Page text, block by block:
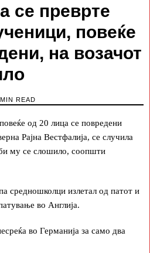
се преврте
повеќе
на возачот
READ
од 20 лица се повредени
Рајна Вестфалија, се случила
му се слошило, соопшти
средношколци излетал од патот и
во Англија.
во Германија за само два